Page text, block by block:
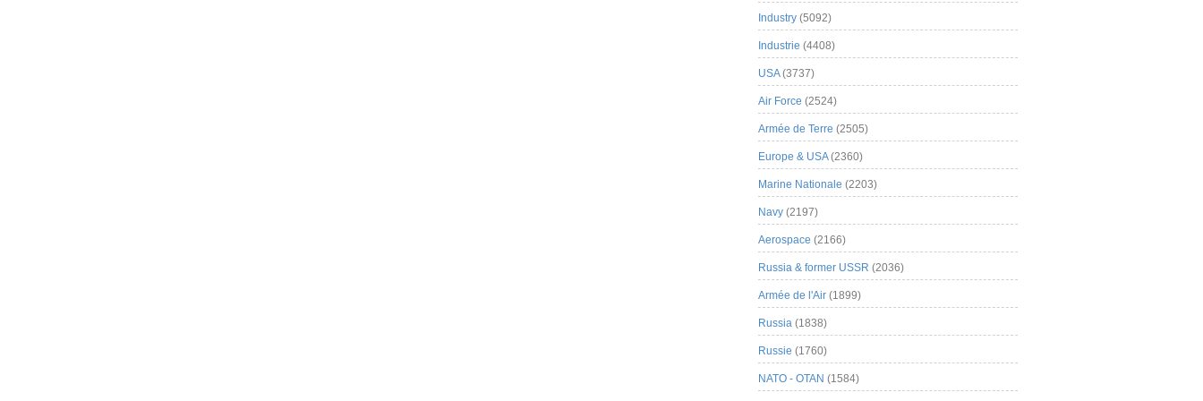
Industry (5092)
Industrie (4408)
USA(3737)
Air Force (2524)
Armée de Terre (2505)
Europe & USA(2360)
Marine Nationale (2203)
Navy (2197)
Aerospace (2166)
Russia & former USSR (2036)
Armée de l'Air (1899)
Russia (1838)
Russie (1760)
NATO - OTAN (1584)